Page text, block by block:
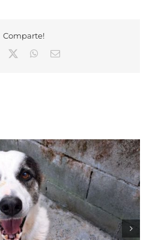
Comparte!
Facebook
WhatsApp
Correo
NALA